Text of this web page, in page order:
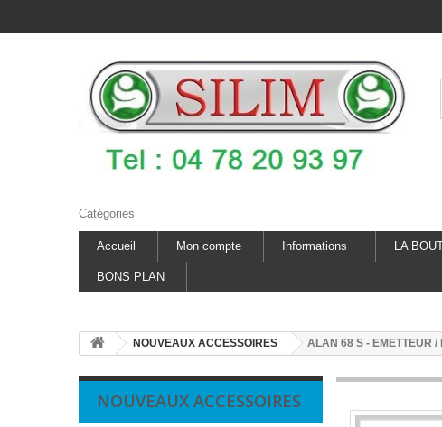
Catégories
Accueil Mon compte Informations LA
BONS PLAN
NOUVEAUX ACCESSOIRES ALAN 68 S - EMETTEUR /
NOUVEAUX ACCESSOIRES